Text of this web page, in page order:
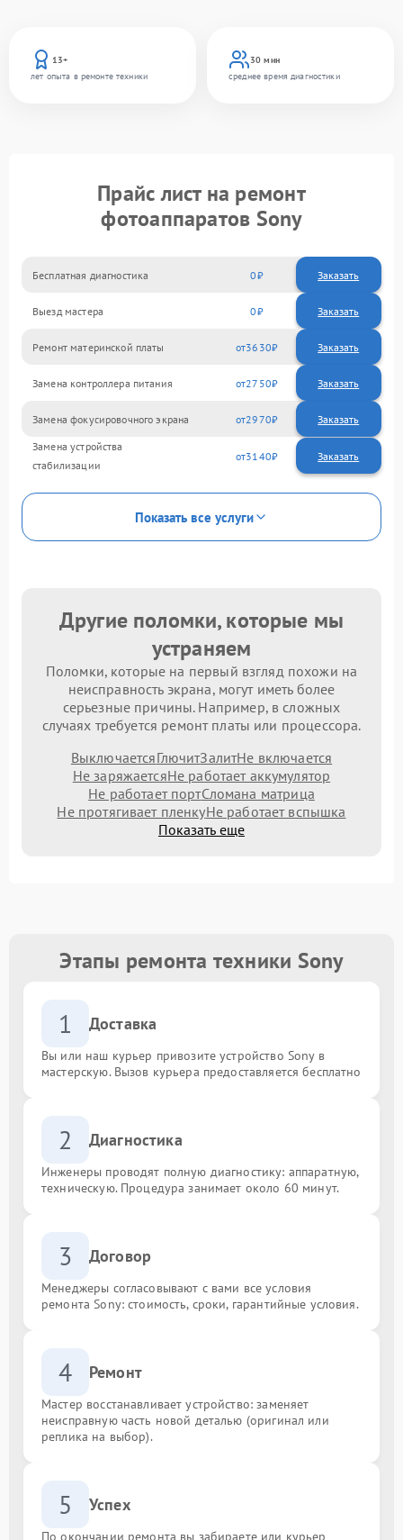
13+
лет опыта в ремонте техники
30 мин
среднее время диагностики
Прайс лист на ремонт
фотоаппаратов Sony
Бесплатная диагностика 0 Заказать
Выезд мастера 0 Заказать
Ремонт материнской платы 3630
Замена контроллера питания 2750
Замена фокусировочного экрана 2970
Замена устройства
стабилизации
3140
Показать все услуги
Другие поломки, которые мы
устраняем
Поломки, которые на первый взгляд похожи на
неисправность экрана, могут иметь более
серьезные причины. Например, в сложных
случаях требуется ремонт платы или процессора.
ВыключаетсяГлючитЗалитНе включается
Не заряжаетсяНе работает аккумулятор
Не работает портСломана матрица
Не протягивает пленкуНе работает вспышка
Показать еще
Этапы ремонта техники Sony
1 Доставка
Вы или наш курьер привозите устройство Sony в
мастерскую. Вызов курьера предоставляется бесплатно
2 Диагностика
Инженеры проводят полную диагностику: аппаратную,
техническую. Процедура занимает около 60 минут.
3 Договор
Менеджеры согласовывают с вами все условия
ремонта Sony: стоимость, сроки, гарантийные условия.
4 Ремонт
Мастер восстанавливает устройство: заменяет
неисправную часть новой деталью (оригинал или
реплика на выбор).
5 Успех
По окончании ремонта вы забираете или курьер